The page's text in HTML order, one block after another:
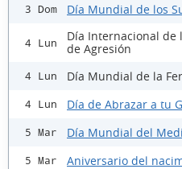
3 Dom Día Mundial de los
4 Lun
Día Internacional de
de Agresión
4 Lun Día Mundial de la
4 Lun Día de Abrazar a tu
5 Mar Día Mundial del
5 Mar Aniversario del